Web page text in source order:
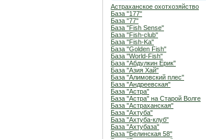
Астраханское охотхозяйство
База "177"
База "77"
База "Fish Sense"
База "Fish-club"
База "Fish-Ka"
База "Golden Fish"
База "World-Fish"
База "Абдулкин Ерик"
База "Азия Хай"
База "Алимовский плес"
База "Андреевская"
База "Астра"
База "Астра" на Старой Волге
База "Астраханская"
База "Ахтуба"
База "Ахтуба-клуб"
База "Ахтубаза"
База "Белинская 58"